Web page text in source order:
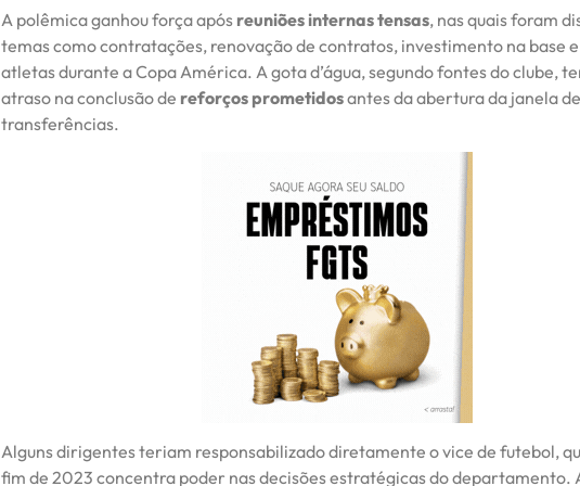
A polêmica ganhou força após reuniões internas tensas, nas quais foram
temas como contratações, renovação de contratos, investimento na base
atletas durante a Copa América. A gota d’água, segundo fontes do clube,
atraso na conclusão de reforços prometidosantes da abertura da janela de
transferências.
Alguns dirigentes teriam responsabilizado diretamente o vice de futebol,
fim de 2023 concentra poder nas decisões estratégicas do departamento.